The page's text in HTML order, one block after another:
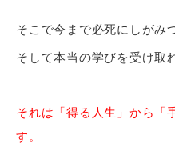
そこで今まで必死にしがみ
そして本当の学びを受け取
それは「得る人生」から「
す。